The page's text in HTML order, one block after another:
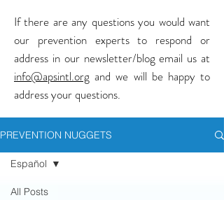
If there are any questions you would want
our prevention experts to respond or
address in our newsletter/blog email us at
info@apsintl.org and we will be happy to
address your questions.
PREVENTION NUGGETS
All Posts
Español